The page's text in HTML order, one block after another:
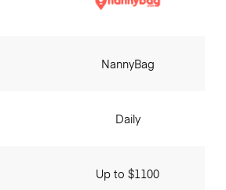
NannyBag
Daily
Up to $1100